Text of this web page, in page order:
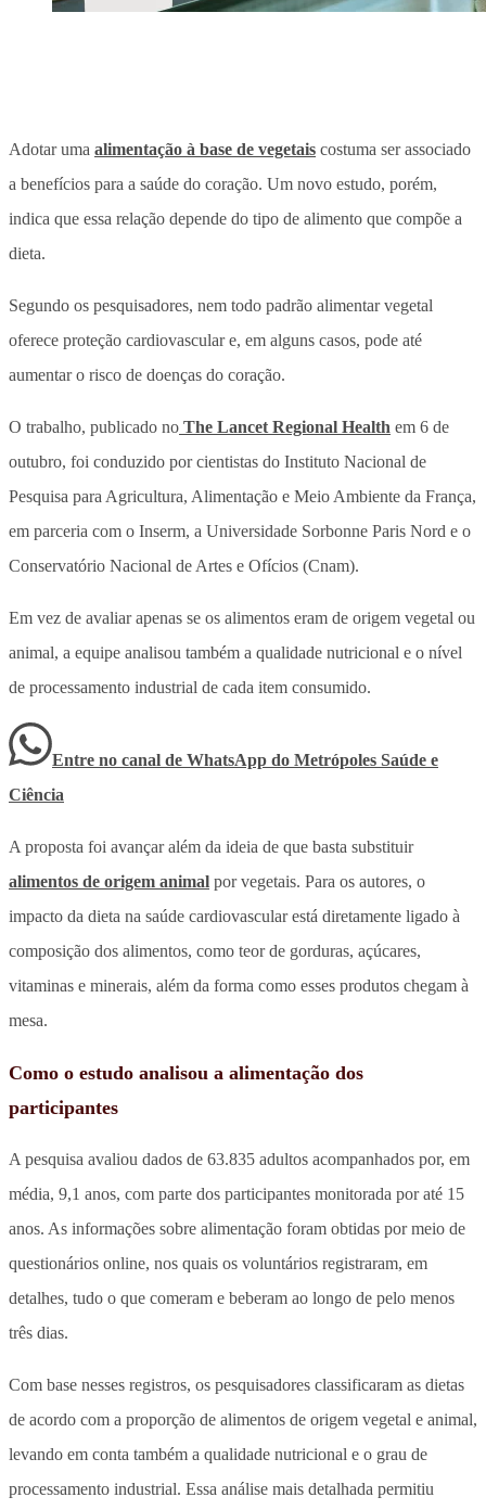
Adotar uma alimentação à base de vegetais costuma ser associado
a benefícios para a saúde do coração. Um novo estudo, porém,
indica que essa relação depende do tipo de alimento que compõe a
dieta.
Segundo os pesquisadores, nem todo padrão alimentar vegetal
oferece proteção cardiovascular e, em alguns casos, pode até
aumentar o risco de doenças do coração.
O trabalho, publicado no The Lancet Regional Health em 6 de
outubro, foi conduzido por cientistas do Instituto Nacional de
Pesquisa para Agricultura, Alimentação e Meio Ambiente da França,
em parceria com o Inserm, a Universidade Sorbonne Paris Nord e o
Conservatório Nacional de Artes e Ofícios (Cnam).
Em vez de avaliar apenas se os alimentos eram de origem vegetal ou
animal, a equipe analisou também a qualidade nutricional e o nível
de processamento industrial de cada item consumido.
Entre no canal de WhatsApp do Metrópoles Saúde e
Ciência
A proposta foi avançar além da ideia de que basta substituir
alimentos de origem animal por vegetais. Para os autores, o
impacto da dieta na saúde cardiovascular está diretamente ligado à
composição dos alimentos, como teor de gorduras, açúcares,
vitaminas e minerais, além da forma como esses produtos chegam à
mesa.
Como o estudo analisou a alimentação dos
participantes
A pesquisa avaliou dados de 63.835 adultos acompanhados por, em
média, 9,1 anos, com parte dos participantes monitorada por até 15
anos. As informações sobre alimentação foram obtidas por meio de
questionários online, nos quais os voluntários registraram, em
detalhes, tudo o que comeram e beberam ao longo de pelo menos
três dias.
Com base nesses registros, os pesquisadores classificaram as dietas
de acordo com a proporção de alimentos de origem vegetal e animal,
levando em conta também a qualidade nutricional e o grau de
processamento industrial. Essa análise mais detalhada permitiu